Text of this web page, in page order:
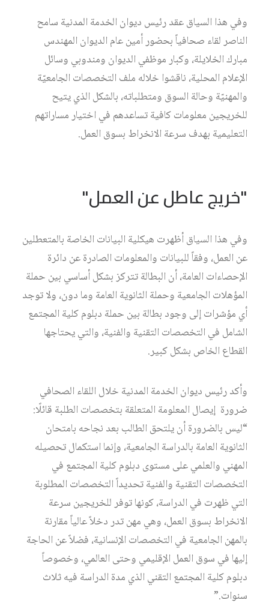
وفي هذا السياق عقد رئيس ديوان الخدمة المدنية سامح
الناصر لقاء صحافياً بحضور أمين عام الديوان المهندس
مبارك الخلايلة، وكبار موظفي الديوان ومندوبي وسائل
الإعلام المحلية، ناقشوا خلاله ملف التخصصات الجامعيّة
والمهنيّة وحالة السوق ومتطلباته، بالشكل الذي يتيح
للخريجين معلومات كافية تساعدهم في اختيار مساراتهم
التعليمية بهدف سرعة الانخراط بسوق العمل.
"خريج عاطل عن العمل"
وفي هذا السياق أظهرت هيكلية البيانات الخاصة بالمتعطلين
عن العمل، وفقاً للبيانات والمعلومات الصادرة عن دائرة
الإحصاءات العامة، أن البطالة تتركز بشكل أساسي بين حملة
المؤهلات الجامعية وحملة الثانوية العامة وما دون، ولا توجد
أي مؤشرات إلى وجود بطالة بين حملة دبلوم كلية المجتمع
الشامل في التخصصات التقنية والفنية، والتي يحتاجها
القطاع الخاص بشكل كبير.
وأكد رئيس ديوان الخدمة المدنية خلال اللقاء الصحافي
ضرورة إيصال المعلومة المتعلقة بتخصصات الطلبة قائلًا:
“ليس بالضرورة أن يلتحق الطالب بعد نجاحه بامتحان
الثانوية العامة بالدراسة الجامعية، وإنما استكمال تحصيله
المهني والعلمي على مستوى دبلوم كلية المجتمع في
التخصصات التقنية والفنية تحديداً التخصصات المطلوبة
التي ظهرت في الدراسة، كونها توفر للخريجين سرعة
الانخراط بسوق العمل، وهي مهن تدر دخلاً عالياً مقارنة
بالمهن الجامعية في التخصصات الإنسانية، فضلاً عن الحاجة
إليها في سوق العمل الإقليمي وحتى العالمي، وخصوصاً
دبلوم كلية المجتمع التقني الذي مدة الدراسة فيه ثلاث
سنوات.”